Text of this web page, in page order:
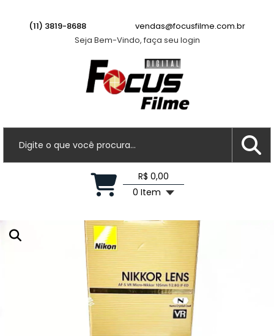
(11) 3819-8688
vendas@focusfilme.com.br
Seja Bem-Vindo, faça seu login
R$ 0,00
0 Item